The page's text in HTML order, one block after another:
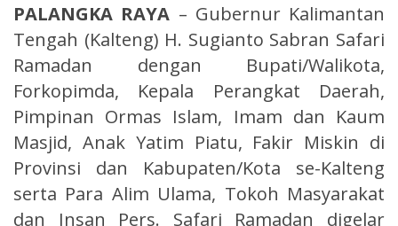
PALANGKA RAYA – Gubernur Kalimantan
Tengah (Kalteng) H. Sugianto Sabran Safari
Ramadan dengan Bupati/Walikota,
Forkopimda, Kepala Perangkat Daerah,
Pimpinan Ormas Islam, Imam dan Kaum
Masjid, Anak Yatim Piatu, Fakir Miskin di
Provinsi dan Kabupaten/Kota se-Kalteng
serta Para Alim Ulama, Tokoh Masyarakat
dan Insan Pers. Safari Ramadan digelar